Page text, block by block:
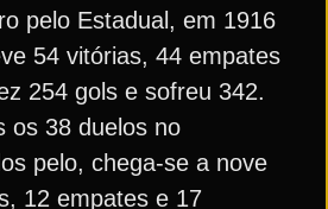
pelo Estadual, em 1916
54 vitórias, 44 empates
254 gols e sofreu 342.
os 38 duelos no
pelo, chega-se a nove
12 empates e 17